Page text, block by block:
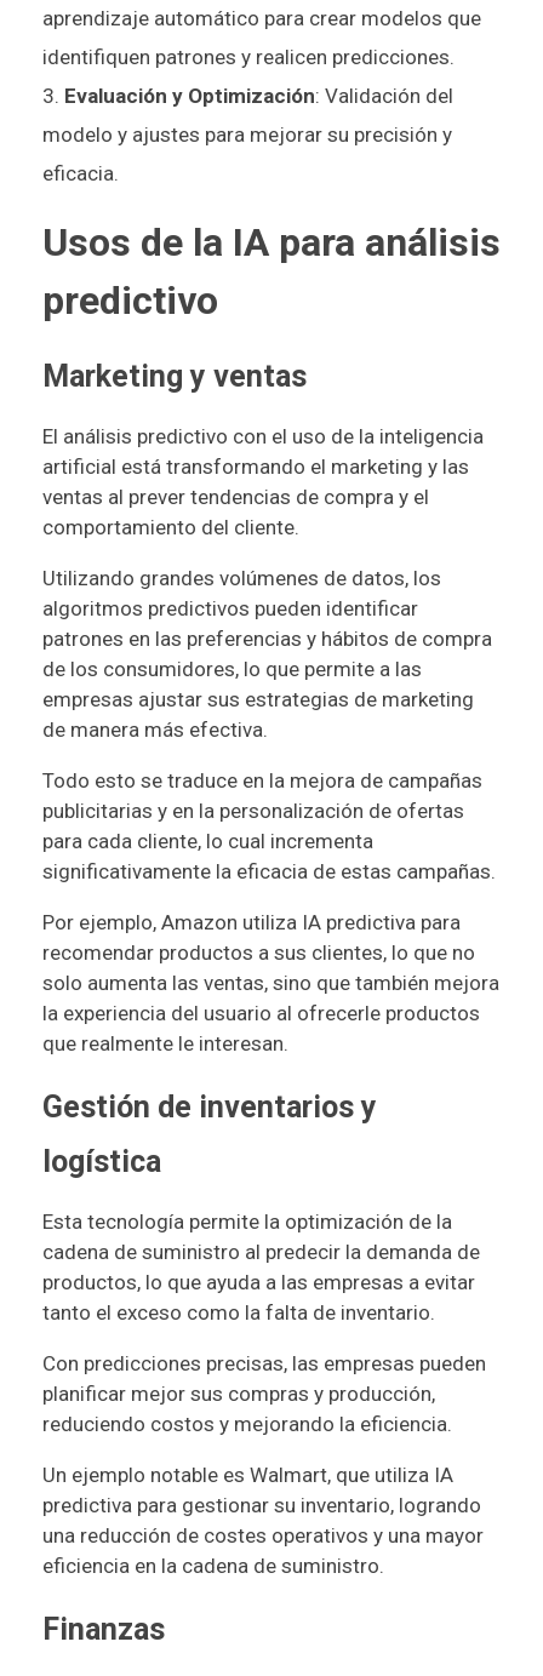
aprendizaje automático para crear modelos que
identifiquen patrones y realicen predicciones.
Evaluación y Optimización: Validación del
modelo y ajustes para mejorar su precisión y
eficacia.
Usos de la IA para análisis
predictivo
Marketing y ventas
El análisis predictivo con el uso de la inteligencia
artificial está transformando el marketing y las
ventas al prever tendencias de compra y el
comportamiento del cliente.
Utilizando grandes volúmenes de datos, los
algoritmos predictivos pueden identificar
patrones en las preferencias y hábitos de compra
de los consumidores, lo que permite a las
empresas ajustar sus estrategias de marketing
de manera más efectiva.
Todo esto se traduce en la mejora de campañas
publicitarias y en la personalización de ofertas
para cada cliente, lo cual incrementa
significativamente la eficacia de estas campañas.
Por ejemplo, Amazon utiliza IA predictiva para
recomendar productos a sus clientes, lo que no
solo aumenta las ventas, sino que también mejora
la experiencia del usuario al ofrecerle productos
que realmente le interesan.
Gestión de inventarios y
logística
Esta tecnología permite la optimización de la
cadena de suministro al predecir la demanda de
productos, lo que ayuda a las empresas a evitar
tanto el exceso como la falta de inventario.
Con predicciones precisas, las empresas pueden
planificar mejor sus compras y producción,
reduciendo costos y mejorando la eficiencia.
Un ejemplo notable es Walmart, que utiliza IA
predictiva para gestionar su inventario, logrando
una reducción de costes operativos y una mayor
eficiencia en la cadena de suministro.
Finanzas